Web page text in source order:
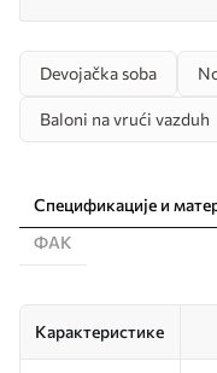
Devojačka soba
Baloni na vrući vazduh
Спецификације и
ФАК
Карактеристике